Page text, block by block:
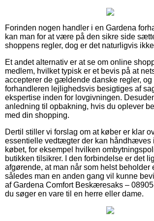
Forinden nogen handler i en Gardena
kan man for at være på den sikre side
shoppens regler, dog er det naturligvis
Et andet alternativ er at se om online
medlem, hvilket typisk er et bevis på at
accepterer de gældende danske regler, og
forhandleren lejlighedsvis besigtiges af
ekspertise inden for lovgivningen.
anledning til opbakning, hvis du oplever
med din shopping.
Dertil stiller vi forslag om at køber er klar
essentielle vedtægter der kan håndhæves
købet, for eksempel hvilken
butikken tilsikrer. I den forbindelse er det
afgørende, at man når som helst beholder
således man en anden gang vil kunne
af Gardena Comfort Beskæresaks –
du søger en vare til en herre eller dame.